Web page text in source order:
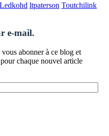
Ledkohd ltpaterson Toutchilink
e-mail.
abonner à ce blog et
chaque nouvel article